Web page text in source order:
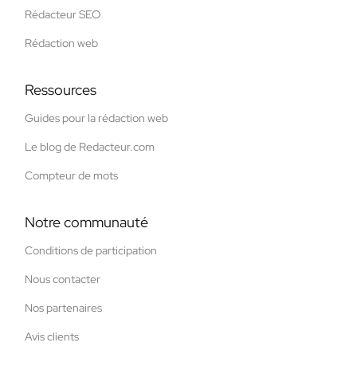
Rédacteur SEO
Rédaction web
Ressources
Guides pour la rédaction web
Le blog de Redacteur.com
Compteur de mots
Notre communauté
Conditions de participation
Nous contacter
Nos partenaires
Avis clients